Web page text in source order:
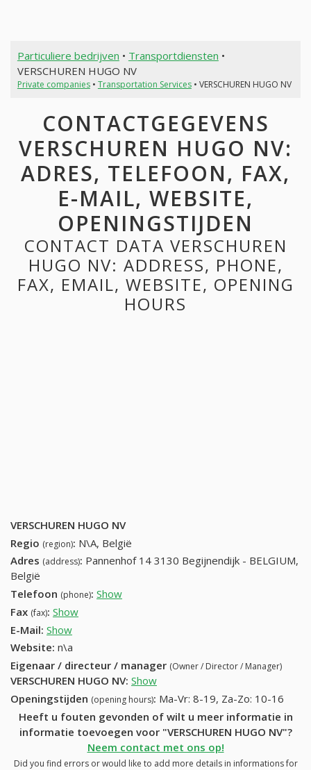
Particuliere bedrijven • Transportdiensten •
VERSCHUREN HUGO NV
Private companies• Transportation Services• VERSCHUREN HUGO NV
CONTACTGEGEVENS
VERSCHUREN HUGO NV:
ADRES, TELEFOON, FAX,
E-MAIL, WEBSITE,
OPENINGSTIJDEN
CONTACT DATA VERSCHUREN
HUGO NV: ADDRESS, PHONE,
FAX, EMAIL, WEBSITE, OPENING
HOURS
VERSCHUREN HUGO NV
Regio (region): N\A, België
Adres (address): Pannenhof 14 3130 Begijnendijk - BELGIUM,
België
Telefoon (phone): Show
Fax (fax): Show
E-Mail: Show
Website: n\a
Eigenaar / directeur / manager (Owner / Director / Manager)
VERSCHUREN HUGO NV: Show
Openingstijden (opening hours): Ma-Vr: 8-19, Za-Zo: 10-16
Heeft u fouten gevonden of wilt u meer informatie in
informatie toevoegen voor "VERSCHUREN HUGO NV"?
Neem contact met ons op!
Did you find errors or would like to add more details in informations for